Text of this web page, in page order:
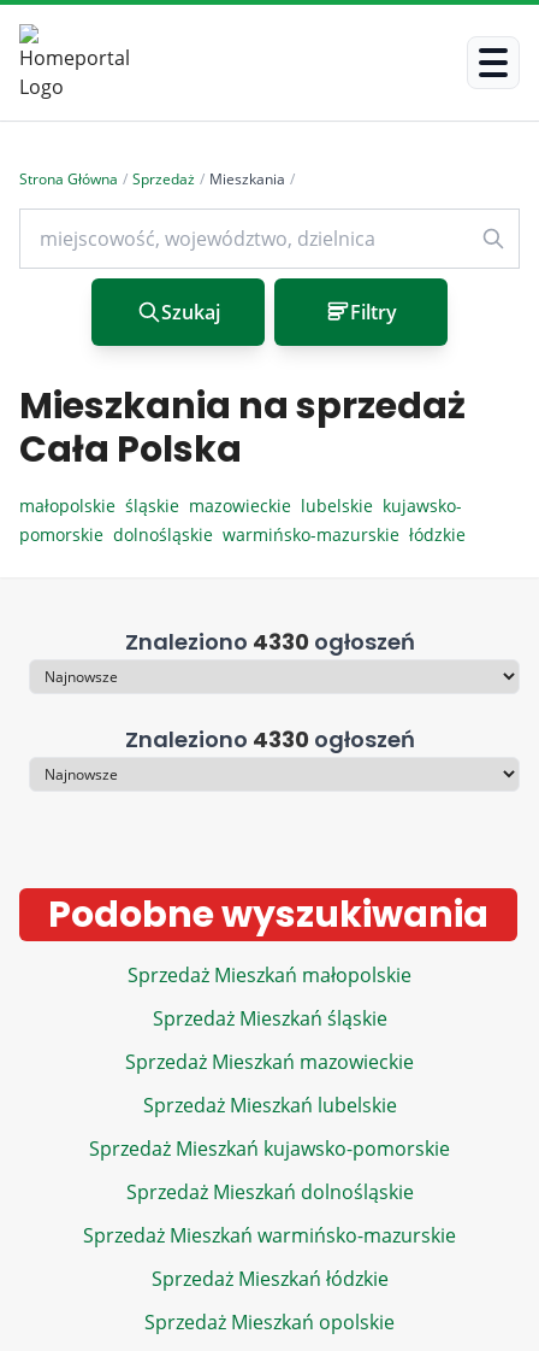
Strona Główna / Sprzedaż / Mieszkania /
Szukaj Filtry
Mieszkania na sprzedaż
Cała Polska
małopolskie śląskie mazowieckie lubelskie kujawsko-
pomorskie dolnośląskie warmińsko-mazurskie łódzkie
Znaleziono 4330 ogłoszeń
Sortowanie
Znaleziono 4330 ogłoszeń
Sortowanie
Podobne wyszukiwania
Sprzedaż Mieszkań małopolskie
Sprzedaż Mieszkań śląskie
Sprzedaż Mieszkań mazowieckie
Sprzedaż Mieszkań lubelskie
Sprzedaż Mieszkań kujawsko-pomorskie
Sprzedaż Mieszkań dolnośląskie
Sprzedaż Mieszkań warmińsko-mazurskie
Sprzedaż Mieszkań łódzkie
Sprzedaż Mieszkań opolskie